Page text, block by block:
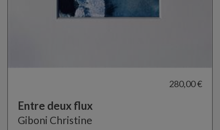
280,00 €
Entre deux flux
Giboni Christine